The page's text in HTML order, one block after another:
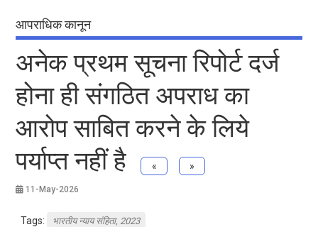
आपराधिक कानून
अनेक प्रथम सूचना रिपोर्ट दर्ज
होना ही संगठित अपराध का
आरोप साबित करने के लिये
पर्याप्त नहीं है
« »
11-May-2026
Tags: भारतीय न्याय संहिता, 2023